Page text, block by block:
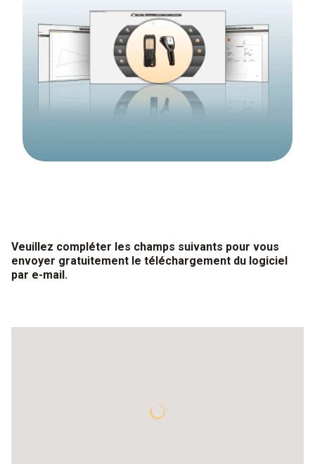
Veuillez compléter les champs suivants pour vous
envoyer gratuitement le téléchargement du logiciel
par e-mail.